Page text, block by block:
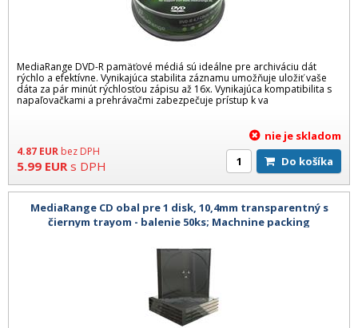
MediaRange DVD-R pamäťové médiá sú ideálne pre archiváciu dát
rýchlo a efektívne. Vynikajúca stabilita záznamu umožňuje uložiť vaše
dáta za pár minút rýchlosťou zápisu až 16x. Vynikajúca kompatibilita s
napaľovačkami a prehrávačmi zabezpečuje prístup k va
4.87 EUR bez DPH
5.99 EUR s DPH
nie je skladom
Do košíka
MediaRange CD obal pre 1 disk, 10,4mm transparentný s
čiernym trayom - balenie 50ks; Machnine packing